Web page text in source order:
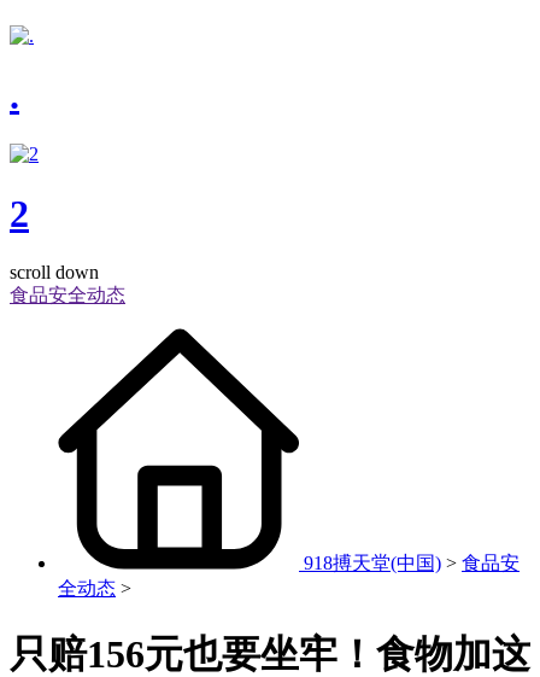
.
2
scroll down
食品安全动态
918搏天堂(中国) > 食品安
全动态 >
只赔156元也要坐牢！食物加这